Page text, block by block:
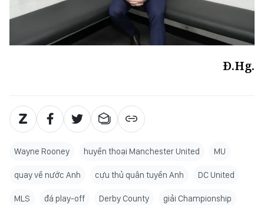
Đ.Hg.
Wayne Rooney huyền thoại Manchester United MU
quay về nước Anh cựu thủ quân tuyển Anh DC United
MLS đá play-off Derby County giải Championship